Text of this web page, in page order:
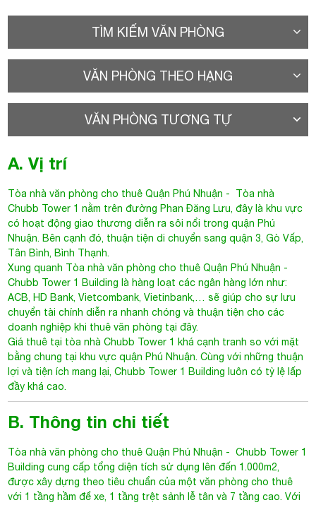
TÌM KIẾM VĂN PHÒNG
VĂN PHÒNG THEO HẠNG
VĂN PHÒNG TƯƠNG TỰ
A. Vị trí
Tòa nhà văn phòng cho thuê Quận Phú Nhuận - Tòa nhà
Chubb Tower 1 nằm trên đường Phan Đăng Lưu, đây là khu vực
có hoạt động giao thương diễn ra sôi nổi trong quận Phú
Nhuận. Bên cạnh đó, thuận tiện di chuyển sang quận 3, Gò Vấp,
Tân Bình, Bình Thạnh.
Xung quanh Tòa nhà văn phòng cho thuê Quận Phú Nhuận -
Chubb Tower 1 Building là hàng loạt các ngân hàng lớn như:
ACB, HD Bank, Vietcombank, Vietinbank,… sẽ giúp cho sự lưu
chuyển tài chính diễn ra nhanh chóng và thuận tiện cho các
doanh nghiệp khi thuê văn phòng tại đây.
Giá thuê tại tòa nhàChubb Tower 1
khá cạnh tranh so với mặt
bằng chung tại khu vực quận Phú Nhuận. Cùng với những thuận
lợi và tiện ích mang lại, Chubb Tower 1 Building luôn có tỷ lệ lấp
đầy khá cao.
B. Thông tin chi tiết
Tòa nhà văn phòng cho thuê Quận Phú Nhuận - Chubb Tower 1
Building cung cấp tổng diện tích sử dụng lên đến 1.000m2,
được xây dựng theo tiêu chuẩn của một văn phòng cho thuê
với 1 tầng hầm để xe, 1 tầng trệt sảnh lễ tân và 7 tầng cao. Với